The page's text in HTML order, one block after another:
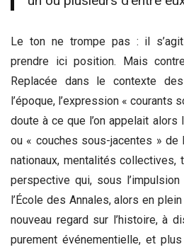
Le ton ne trompe pas : il
prendre ici position. Mais
Replacée dans le contexte
l’époque, l’expression « courants
doute à ce que l’on appelait
ou « couches sous-jacentes » de
nationaux, mentalités collectives,
perspective qui, sous
l’École des Annales, alors en
nouveau regard sur l’histoire, à
purement événementielle, et